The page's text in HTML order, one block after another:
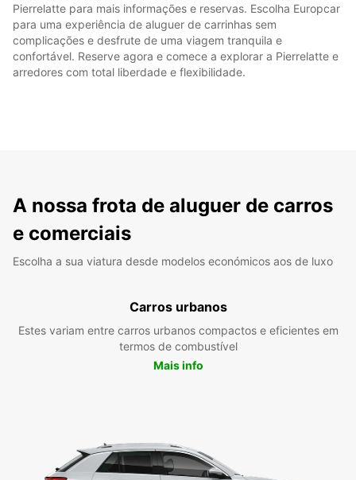
Pierrelatte para mais informações e reservas. Escolha Europcar
para uma experiência de aluguer de carrinhas sem
complicações e desfrute de uma viagem tranquila e
confortável. Reserve agora e comece a explorar a Pierrelatte e
arredores com total liberdade e flexibilidade.
A nossa frota de aluguer de carros
e comerciais
Escolha a sua viatura desde modelos económicos aos de luxo
Carros urbanos
Estes variam entre carros urbanos compactos e eficientes em
termos de combustível
Mais info